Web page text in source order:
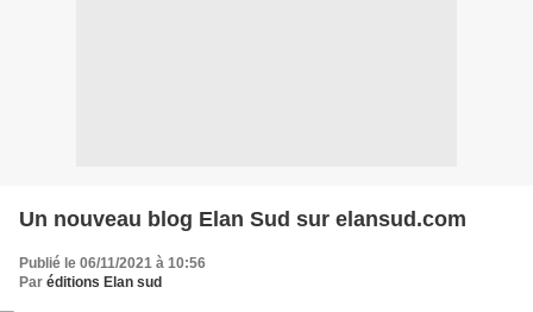
Un nouveau blog Elan Sud sur elansud.com
Publié le 06/11/2021 à 10:56
Par éditions Elan sud